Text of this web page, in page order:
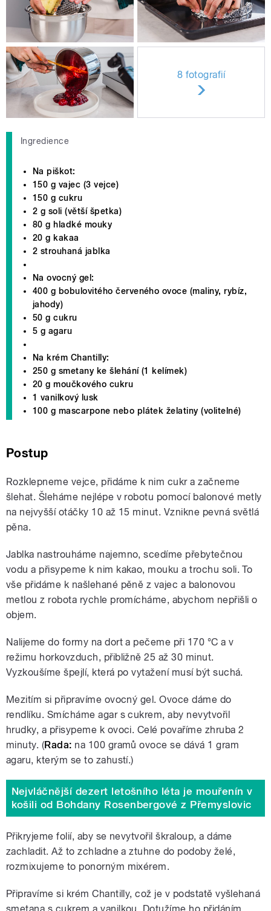
8 fotografií
Ingredience
Na piškot:
150 g vajec (3 vejce)
150 g cukru
2 g soli (větší špetka)
80 g hladké mouky
20 g kakaa
2 strouhaná jablka
Na ovocný gel:
400 g bobulovitého červeného ovoce (maliny, rybíz,
jahody)
50 g cukru
5 g agaru
Na krém Chantilly:
250 g smetany ke šlehání (1 kelímek)
20 g moučkového cukru
1 vanilkový lusk
100 g mascarpone nebo plátek želatiny (volitelné)
Postup
Rozklepneme vejce, přidáme k nim cukr a začneme
šlehat. Šleháme nejlépe v robotu pomocí balonové metly
na nejvyšší otáčky 10 až 15 minut. Vznikne pevná světlá
pěna.
Jablka nastrouháme najemno, scedíme přebytečnou
vodu a přisypeme k nim kakao, mouku a trochu soli. To
vše přidáme k našlehané pěně z vajec a balonovou
metlou z robota rychle promícháme, abychom nepřišli o
objem.
Nalijeme do formy na dort a pečeme při 170 °C a v
režimu horkovzduch, přibližně 25 až 30 minut.
Vyzkoušíme špejlí, která po vytažení musí být suchá.
Mezitím si připravíme ovocný gel. Ovoce dáme do
rendlíku. Smícháme agar s cukrem, aby nevytvořil
hrudky, a přisypeme k ovoci. Celé povaříme zhruba 2
minuty. (Rada: na 100 gramů ovoce se dává 1 gram
agaru, kterým se to zahustí.)
Nejvláčnější dezert letošního léta je mouřenín v
košili od Bohdany Rosenbergové z Přemyslovic
Přikryjeme folií, aby se nevytvořil škraloup, a dáme
zachladit. Až to zchladne a ztuhne do podoby želé,
rozmixujeme to ponorným mixérem.
Připravíme si krém Chantilly, což je v podstatě vyšlehaná
smetana s cukrem a vanilkou. Dotužíme ho přidáním